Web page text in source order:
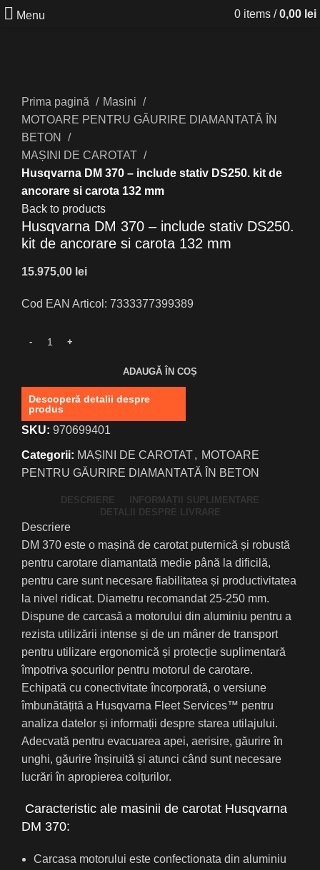
Menu 0 items / 0,00 lei
Prima pagină
Masini
MOTOARE PENTRU GĂURIRE DIAMANTATĂ ÎN
BETON
MAȘINI DE CAROTAT
Husqvarna DM 370 – include stativ DS250. kit de
ancorare si carota 132 mm
Back to products
Husqvarna DM 370 – include stativ DS250.
kit de ancorare si carota 132 mm
lei
Cod EAN Articol: 7333377399389
ADAUGĂ ÎN COȘ
Descoperă detalii despre
produs
SKU: 970699401
Categorii: MAȘINI DE CAROTAT, MOTOARE
PENTRU GĂURIRE DIAMANTATĂ ÎN BETON
DESCRIERE
INFORMAȚII SUPLIMENTARE
DETALII DESPRE LIVRARE
Descriere
DM 370 este o mașină de carotat puternică și robustă
pentru carotare diamantată medie până la dificilă,
pentru care sunt necesare fiabilitatea și productivitatea
la nivel ridicat. Diametru recomandat 25-250 mm.
Dispune de carcasă a motorului din aluminiu pentru a
rezista utilizării intense și de un mâner de transport
pentru utilizare ergonomică și protecție suplimentară
împotriva șocurilor pentru motorul de carotare.
Echipată cu conectivitate încorporată, o versiune
îmbunătățită a Husqvarna Fleet Services™ pentru
analiza datelor și informații despre starea utilajului.
Adecvată pentru evacuarea apei, aerisire, găurire în
unghi, găurire înșiruită și atunci când sunt necesare
lucrări în apropierea colțurilor.
Caracteristic ale masinii de carotat Husqvarna
DM 370:
Carcasa motorului este confectionata din aluminiu